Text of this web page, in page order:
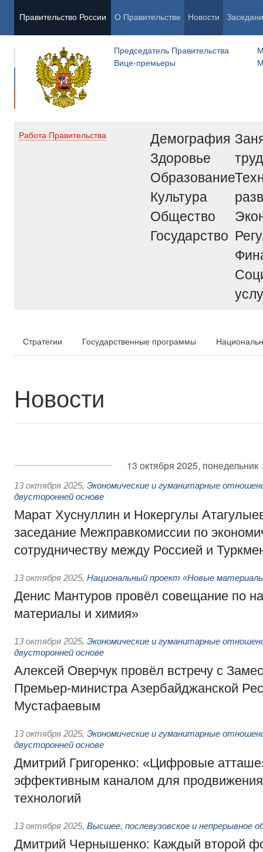
Правительство России О Правительстве Новости
Председатель Правительства
Вице-премьеры
Работа Правительства
Демография
Здоровье
Образование
Культура
Общество
Государство
труд
Стратегии Государственные программы
Новости
13 октября 2025, понедельник
13 октября 2025, Экономические и гуманитарные
двусторонней основе
Марат Хуснуллин и Нокергулы
заседание Межправкомиссии по
сотрудничеству между Россией и
13 октября 2025, Национальный проект «Новые
Денис Мантуров провёл совещание по
материалы и химия»
13 октября 2025, Экономические и гуманитарные
двусторонней основе
Алексей Оверчук провёл встречу с
Премьер-министра Азербайджанской
Мустафаевым
13 октября 2025, Экономические и гуманитарные
двусторонней основе
Дмитрий Григоренко: «Цифровые
эффективным каналом для продвижения
технологий
13 октября 2025, Высшее, послевузовское и непрерывное
Дмитрий Чернышенко: Каждый второй